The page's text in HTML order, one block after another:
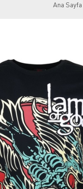
Ana Sayfa